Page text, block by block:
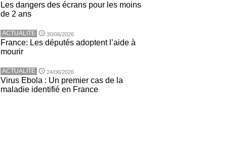
Les dangers des écrans pour les moins
de 2 ans
ACTUALITE 30/06/2026
France: Les députés adoptent l’aide à
mourir
ACTUALITE 24/06/2026
Virus Ebola : Un premier cas de la
maladie identifié en France